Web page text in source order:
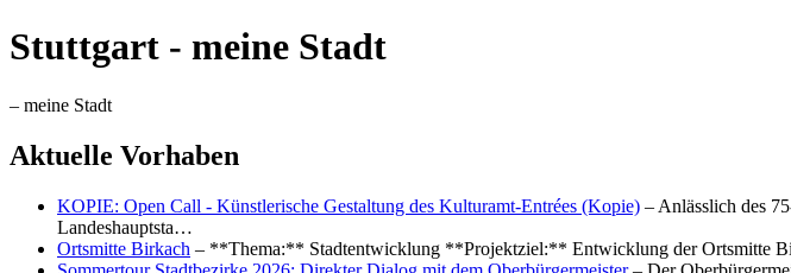
Stuttgart - meine Stadt
– meine Stadt
Aktuelle Vorhaben
KOPIE: Open Call - Künstlerische Gestaltung des Kulturamt-Entrées (Kopie) – Anlässlich des
Landeshauptsta…
Ortsmitte Birkach – **Thema:** Stadtentwicklung **Projektziel:** Entwicklung der Ortsmitte